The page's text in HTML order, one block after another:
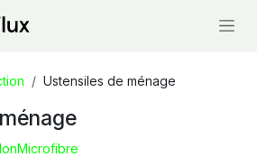
Ustensiles de ménage
Microfibre